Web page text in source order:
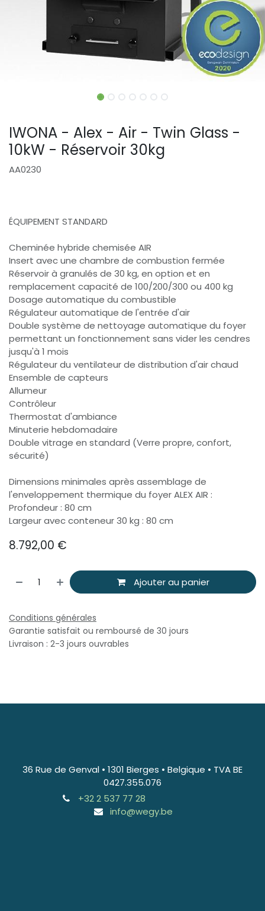
IWONA - Alex - Air - Twin Glass -
10kW - Réservoir 30kg
AA0230
ÉQUIPEMENT STANDARD
Cheminée hybride chemisée AIR
Insert avec une chambre de combustion fermée
Réservoir à granulés de 30 kg, en option et en
remplacement capacité de 100/200/300 ou 400 kg
Dosage automatique du combustible
Régulateur automatique de l'entrée d'air
Double système de nettoyage automatique du foyer
permettant un fonctionnement sans vider les cendres
jusqu'à 1 mois
Régulateur du ventilateur de distribution d'air chaud
Ensemble de capteurs
Allumeur
Contrôleur
Thermostat d'ambiance
Minuterie hebdomadaire
Double vitrage en standard (Verre propre, confort,
sécurité)
Dimensions minimales après assemblage de
l'enveloppement thermique du foyer ALEX AIR :
Profondeur : 80 cm
Largeur avec conteneur 30 kg : 80 cm
8.792,00 €
Ajouter au panier
Conditions générales
Garantie satisfait ou remboursé de 30 jours
Livraison : 2-3 jours ouvrables
36 Rue de Genval • 1301 Bierges • Belgique • TVA BE
0427.355.076
+32 2 537 77 28
info@wegy.be